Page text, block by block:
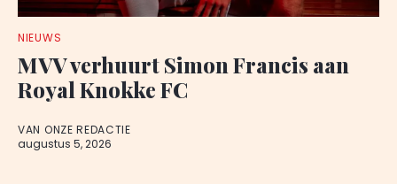
NIEUWS
MVV verhuurt Simon Francis aan
Royal Knokke FC
VAN ONZE REDACTIE
augustus 5, 2026